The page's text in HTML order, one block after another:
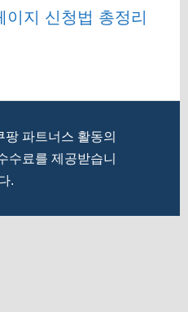
이지 신청법 총정리
파트너스 활동의
수료를 제공받습니
.